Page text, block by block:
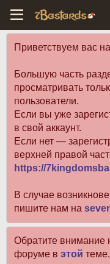
Приветствуем вас на
Большую часть
просматривать
пользователи.
Если вы уже
в свой аккаунт.
Если нет —
верхней правой
https://
В случае
пишите нам на
Обратите
форуме в этой теме.